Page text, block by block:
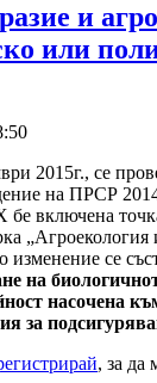
и
или
2015г., се
на ПРСР
бе включена
изменение се
на
насочена
за
, за да